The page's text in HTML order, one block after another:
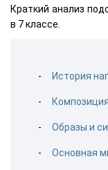
Краткий анализ
в 7 классе.
История
Образы и
Основная